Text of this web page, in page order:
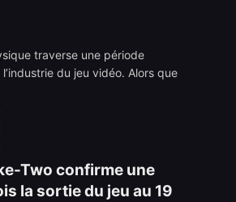
traverse une période
du jeu vidéo. Alors que
Two confirme une
la sortie du jeu au 19